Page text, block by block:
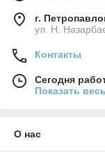
г.
ул. Н.
Контакты
Сегодня
Показать
О нас